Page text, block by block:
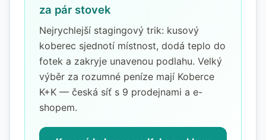
za pár stovek
Nejrychlejší stagingový trik: kusový
koberec sjednotí místnost, dodá teplo do
fotek a zakryje unavenou podlahu. Velký
výběr za rozumné peníze mají Koberce
K+K — česká síť s 9 prodejnami a e-
shopem.